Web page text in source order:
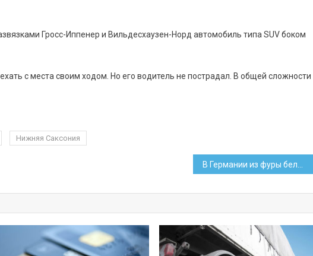
Гросс-Иппенер и Вильдесхаузен-Норд автомобиль типа SUV боком
с места своим ходом. Но его водитель не пострадал. В общей сложности
Нижняя Саксония
В Германии из фуры белоруса вытекло 200 литров топлива